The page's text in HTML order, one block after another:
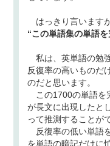
はっきり言います
“この単語集の単語
私は、英単語の勉
反復率の高いものだ
のだと思います。
この1700の単語を
が長文に出現したと
って推測することが
反復率の低い単語
を単語の暗記だけに